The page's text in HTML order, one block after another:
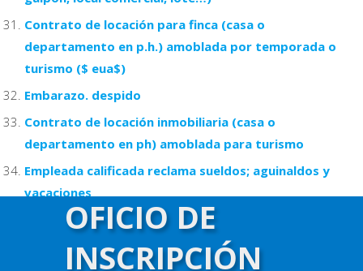
Contrato de locación para finca (casa o
departamento en p.h.) amoblada por temporada o
turismo ($ eua$)
Embarazo. despido
Contrato de locación inmobiliaria (casa o
departamento en ph) amoblada para turismo
Empleada calificada reclama sueldos; aguinaldos y
vacaciones
Falta de entrega de certificaciones laborales
Demanda por despido de empleada de servicio
doméstico
OFICIO DE
INSCRIPCIÓN